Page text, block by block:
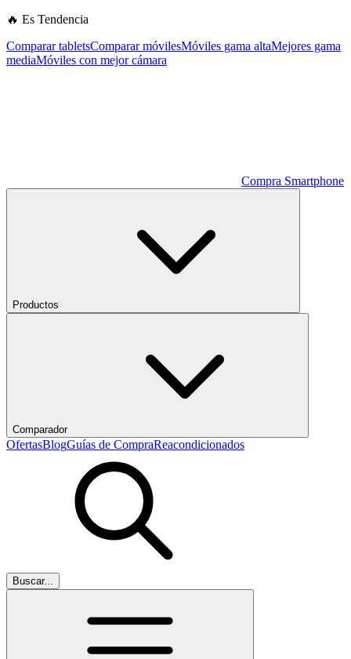
🔥 Es Tendencia
Comparar tabletsComparar móvilesMóviles gama altaMejores gama
mediaMóviles con mejor cámara
Compra Smartphone
Productos
Comparador
OfertasBlogGuías de CompraReacondicionados
Buscar...